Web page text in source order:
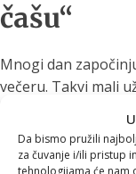
Da bismo pružili
za čuvanje i/ili pristup
tehnologijama će nam
čašu“
Mnogi dan
večeru. Takvi mali
šalicu kave ili
vode.